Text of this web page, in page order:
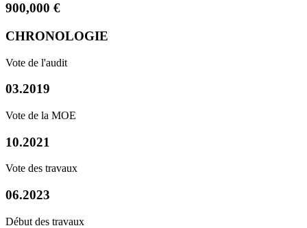
900,000 €
CHRONOLOGIE
Vote de l'audit
03.2019
Vote de la MOE
10.2021
Vote des travaux
06.2023
Début des travaux